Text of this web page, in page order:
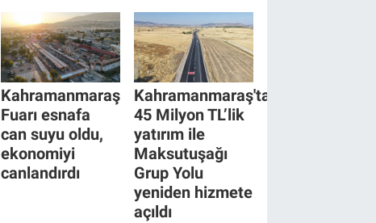
Kahramanmaraş
Fuarı esnafa
can suyu oldu,
ekonomiyi
canlandırdı
Kahramanmaraş'ta
45 Milyon TL’lik
yatırım ile
Maksutuşağı
Grup Yolu
yeniden hizmete
açıldı